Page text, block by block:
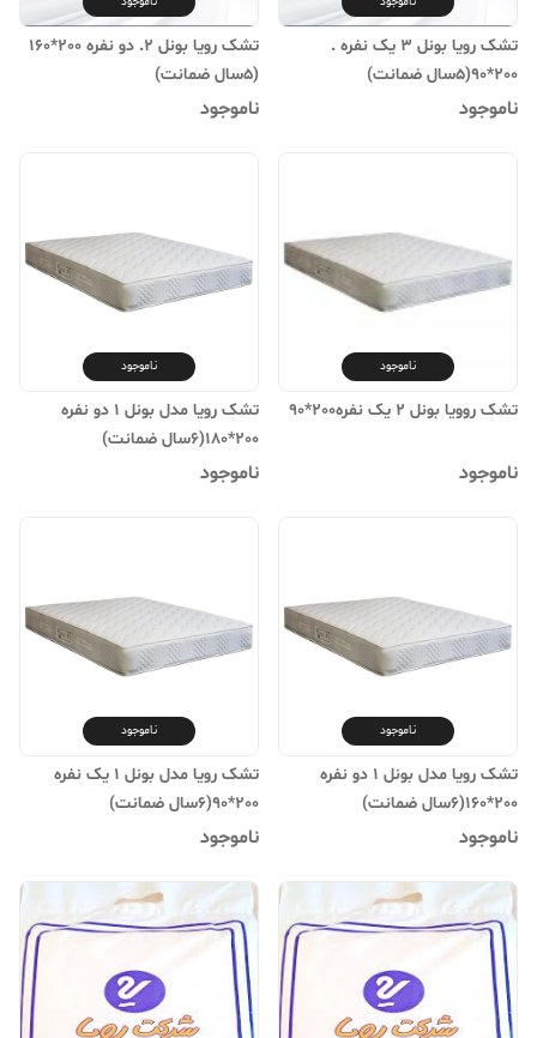
تشک رویا بونل 3 یک نفره .
200*90(۵سال ضمانت)
ناموجود
تشک رویا بونل 2. دو نفره 200*160
(۵سال ضمانت)
ناموجود
ناموجود
تشک روویا بونل 2 یک نفره200*90
ناموجود
ناموجود
تشک رویا مدل بونل 1 دو نفره
200*180(۶سال ضمانت)
ناموجود
ناموجود
تشک رویا مدل بونل 1 دو نفره
200*160(۶سال ضمانت)
ناموجود
ناموجود
تشک رویا مدل بونل 1 یک نفره
200*90(۶سال ضمانت)
ناموجود